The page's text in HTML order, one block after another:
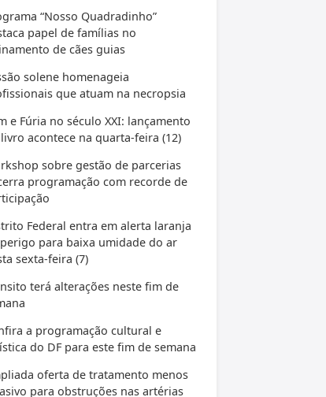
“Nosso Quadradinho”
papel de famílias no
de cães guias
solene homenageia
que atuam na necropsia
e Fúria no século XXI: lançamento
acontece na quarta-feira (12)
sobre gestão de parcerias
programação com recorde de
Federal entra em alerta laranja
para baixa umidade do ar
sexta-feira (7)
terá alterações neste fim de
a programação cultural e
do DF para este fim de semana
oferta de tratamento menos
para obstruções nas artérias